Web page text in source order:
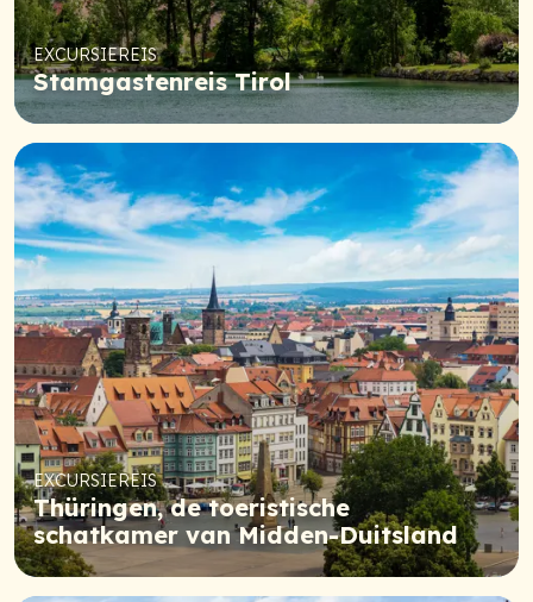
EXCURSIEREIS
Stamgastenreis Tirol
EXCURSIEREIS
Thüringen, de toeristische
schatkamer van Midden-Duitsland